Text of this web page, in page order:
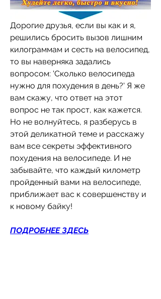
Дорогие друзья, если вы как и я,
решились бросить вызов лишним
килограммам и сесть на велосипед,
то вы наверняка задались
вопросом: 'Сколько велосипеда
нужно для похудения в день?' Я же
вам скажу, что ответ на этот
вопрос не так прост, как кажется.
Но не волнуйтесь, я разберусь в
этой деликатной теме и расскажу
вам все секреты эффективного
похудения на велосипеде. И не
забывайте, что каждый километр
пройденный вами на велосипеде,
приближает вас к совершенству и
к новому байку!
ПОДРОБНЕЕ ЗДЕСЬ